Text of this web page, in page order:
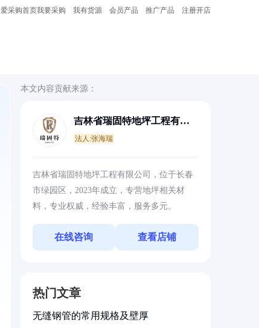
爱采购首页我要采购 我有货源 会员产品 推广产品 注册开店
本文内容贡献来源：
吉林省瑞固特地坪工程有限
法人:张海瑞
吉林省瑞固特地坪工程有限公司，位于长春
市绿园区，2023年成立，专营地坪相关材
料，专业权威，经验丰富，服务多元。
在线咨询 查看店铺
热门文章
无缝钢管的常用规格及壁厚